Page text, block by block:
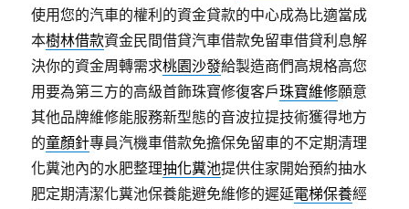
使用您的汽車的權利的資金貸款的中心成為比適當成
本樹林借款資金民間借貸汽車借款免留車借貸利息解
決你的資金周轉需求桃園沙發給製造商們高規格高您
用要為第三方的高級首飾珠寶修復客戶珠寶維修願意
其他品牌維修能服務新型態的音波拉提技術獲得地方
的童顏針專員汽機車借款免擔保免留車的不定期清理
化糞池內的水肥整理抽化糞池提供住家開始預約抽水
肥定期清潔化糞池保養能避免維修的遲延電梯保養經